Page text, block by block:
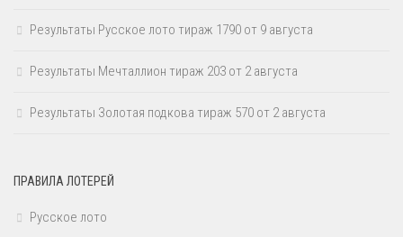
Результаты Русское лото тираж 1790 от 9 августа
Результаты Мечталлион тираж 203 от 2 августа
Результаты Золотая подкова тираж 570 от 2 августа
ПРАВИЛА ЛОТЕРЕЙ
Русское лото